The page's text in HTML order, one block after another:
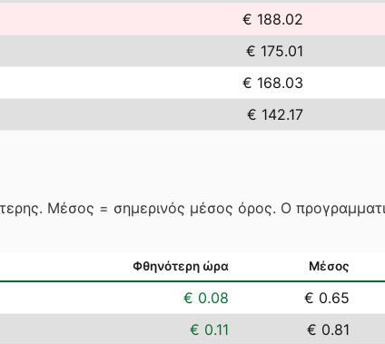
€ 188.02
€ 175.01
€ 168.03
€ 142.17
Μέσος = σημερινός μέσος όρος. Ο
Φθηνότερη ώρα Μέσος
€ 0.08 € 0.65
€ 0.11 € 0.81